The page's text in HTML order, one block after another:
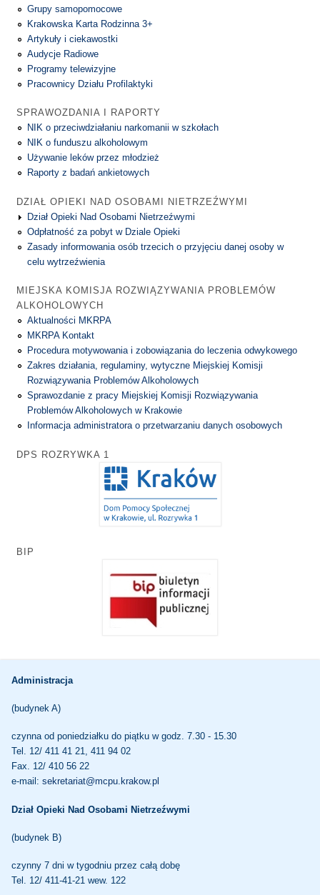
Grupy samopomocowe
Krakowska Karta Rodzinna 3+
Artykuły i ciekawostki
Audycje Radiowe
Programy telewizyjne
Pracownicy Działu Profilaktyki
SPRAWOZDANIA I RAPORTY
NIK o przeciwdziałaniu narkomanii w szkołach
NIK o funduszu alkoholowym
Używanie leków przez młodzież
Raporty z badań ankietowych
DZIAŁ OPIEKI NAD OSOBAMI NIETRZEŹWYMI
Dział Opieki Nad Osobami Nietrzeźwymi
Odpłatność za pobyt w Dziale Opieki
Zasady informowania osób trzecich o przyjęciu danej osoby w
celu wytrzeźwienia
MIEJSKA KOMISJA ROZWIĄZYWANIA PROBLEMÓW
ALKOHOLOWYCH
Aktualności MKRPA
MKRPA Kontakt
Procedura motywowania i zobowiązania do leczenia odwykowego
Zakres działania, regulaminy, wytyczne Miejskiej Komisji
Rozwiązywania Problemów Alkoholowych
Sprawozdanie z pracy Miejskiej Komisji Rozwiązywania
Problemów Alkoholowych w Krakowie
Informacja administratora o przetwarzaniu danych osobowych
DPS ROZRYWKA 1
BIP
Administracja
(budynek A)
czynna od poniedziałku do piątku w godz. 7.30 - 15.30
Tel. 12/ 411 41 21, 411 94 02
Fax. 12/ 410 56 22
e-mail: sekretariat@mcpu.krakow.pl
Dział Opieki Nad Osobami Nietrzeźwymi
(budynek B)
czynny 7 dni w tygodniu przez całą dobę
Tel. 12/ 411-41-21 wew. 122